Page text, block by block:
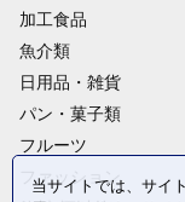
加工食品
魚介類
日用品・雑貨
パン・菓子類
フルーツ
ファッション
当サイトでは、サイ